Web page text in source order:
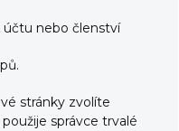
nebo členství
stránky zvolíte
správce trvalé